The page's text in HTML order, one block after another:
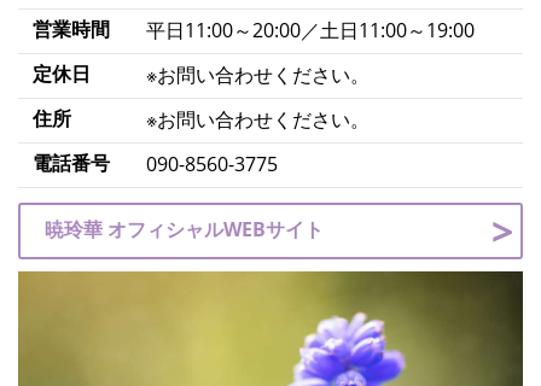
営業時間
平日11:00～20:00／土日11:00～19:00
定休日
※お問い合わせください。
住所
※お問い合わせください。
電話番号
090-8560-3775
暁玲華 オフィシャルWEBサイト